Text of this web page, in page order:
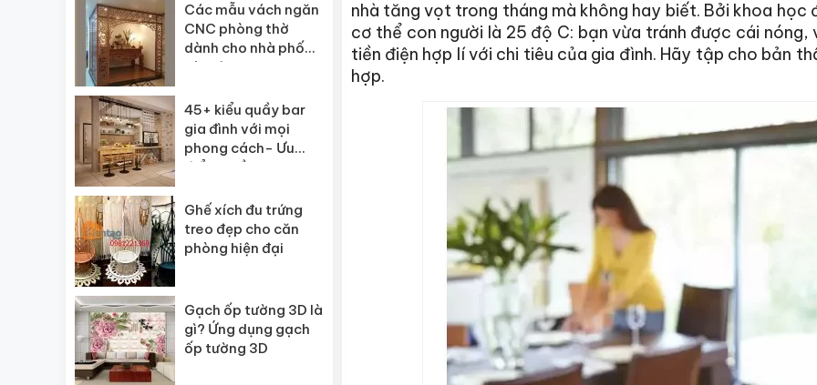
nhà tăng vọt trong tháng mà không hay biết. Bởi khoa
cơ thể con người là 25 độ C: bạn vừa tránh được cái
tiền điện hợp lí với chi tiêu của gia đình. Hãy tập cho bản
hợp.
Các mẫu vách ngăn
CNC phòng thờ
dành cho nhà phố
và biệt thự
45+ kiểu quầy bar
gia đình với mọi
phong cách- Ưu
điểm quầy bar gia
Ghế xích đu trứng
treo đẹp cho căn
phòng hiện đại
Gạch ốp tường 3D là
gì? Ứng dụng gạch
ốp tường 3D